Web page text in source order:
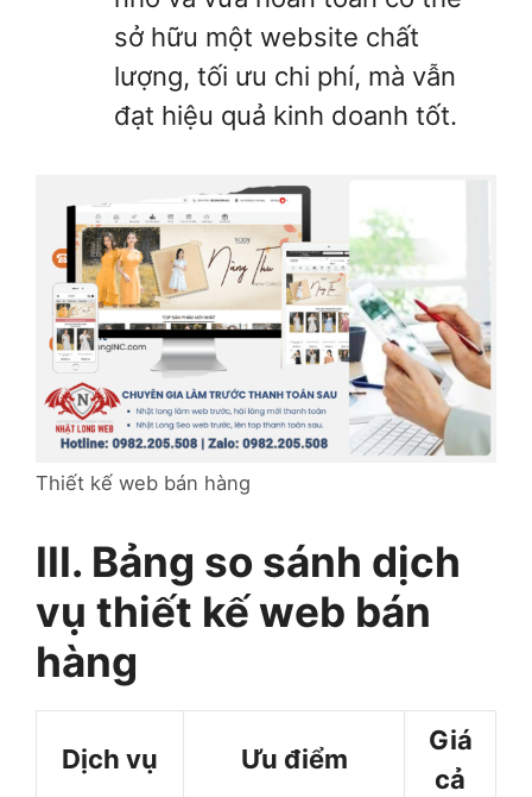
sở hữu một website chất
lượng, tối ưu chi phí, mà vẫn
đạt hiệu quả kinh doanh tốt.
Thiết kế web bán hàng
III. Bảng so sánh dịch
vụ thiết kế web bán
hàng
Dịch vụ Ưu điểm
Giá
cả